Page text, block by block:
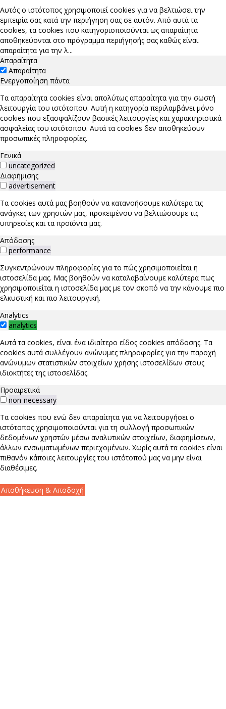
Αυτός ο ιστότοπος χρησιμοποιεί cookies για να βελτιώσει την
εμπειρία σας κατά την περιήγηση σας σε αυτόν. Από αυτά τα
cookies, τα cookies που κατηγοριοποιούνται ως απαραίτητα
αποθηκεύονται στο πρόγραμμα περιήγησής σας καθώς είναι
απαραίτητα για την λ...
Απαραίτητα
Απαραίτητα
Ενεργοποίηση πάντα
Τα απαραίτητα cookies είναι απολύτως απαραίτητα για την σωστή
λειτουργία του ιστότοπου. Αυτή η κατηγορία περιλαμβάνει μόνο
cookies που εξασφαλίζουν βασικές λειτουργίες και χαρακτηριστικά
ασφαλείας του ιστότοπου. Αυτά τα cookies δεν αποθηκεύουν
προσωπικές πληροφορίες.
Γενικά
uncategorized
Διαφήμισης
advertisement
Τα cookies αυτά μας βοηθούν να κατανοήσουμε καλύτερα τις
ανάγκες των χρηστών μας, προκειμένου να βελτιώσουμε τις
υπηρεσίες και τα προϊόντα μας.
Απόδοσης
performance
Συγκεντρώνουν πληροφορίες για το πώς χρησιμοποιείται η
ιστοσελίδα μας. Μας βοηθούν να καταλαβαίνουμε καλύτερα πως
χρησιμοποιείται η ιστοσελίδα μας με τον σκοπό να την κάνουμε πιο
ελκυστική και πιο λειτουργική.
Analytics
analytics
Αυτά τα cookies, είναι ένα ιδιαίτερο είδος cookies απόδοσης. Τα
cookies αυτά συλλέγουν ανώνυμες πληροφορίες για την παροχή
ανώνυμων στατιστικών στοιχείων χρήσης ιστοσελίδων στους
ιδιοκτήτες της ιστοσελίδας.
Προαιρετικά
non-necessary
Τα cookies που ενώ δεν απαραίτητα για να λειτουργήσει ο
ιστότοπος χρησιμοποιούνται για τη συλλογή προσωπικών
δεδομένων χρηστών μέσω αναλυτικών στοιχείων, διαφημίσεων,
άλλων ενσωματωμένων περιεχομένων. Χωρίς αυτά τα cookies είναι
πιθανόν κάποιες λειτουργίες του ιστότοπού μας να μην είναι
διαθέσιμες.
Αποθήκευση & Αποδοχή